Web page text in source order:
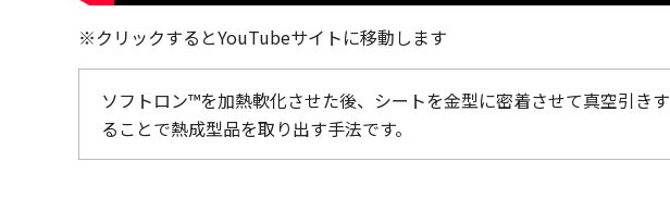
※クリックするとYouTubeサイトに移動します
ソフトロン™を加熱軟化させた後、シートを金型に密着させて真空引きす
ることで熱成型品を取り出す手法です。